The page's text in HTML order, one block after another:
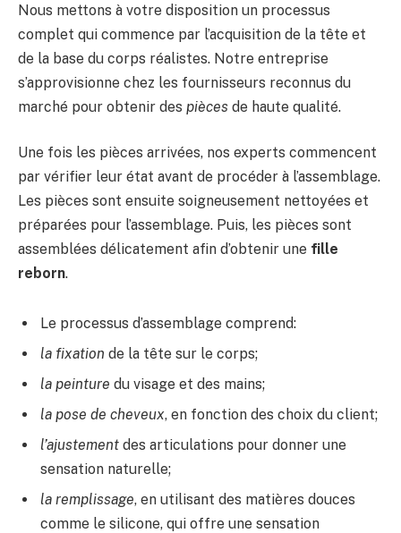
Nous mettons à votre disposition un processus
complet qui commence par l’acquisition de la tête et
de la base du corps réalistes. Notre entreprise
s’approvisionne chez les fournisseurs reconnus du
marché pour obtenir des pièces de haute qualité.
Une fois les pièces arrivées, nos experts commencent
par vérifier leur état avant de procéder à l’assemblage.
Les pièces sont ensuite soigneusement nettoyées et
préparées pour l’assemblage. Puis, les pièces sont
assemblées délicatement afin d’obtenir une fille
reborn.
Le processus d’assemblage comprend:
la fixation de la tête sur le corps;
la peinture du visage et des mains;
la pose de cheveux, en fonction des choix du client;
l’ajustement des articulations pour donner une
sensation naturelle;
la remplissage, en utilisant des matières douces
comme le silicone, qui offre une sensation